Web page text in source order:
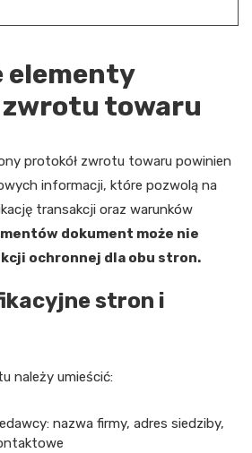
elementy
zwrotu towaru
protokół zwrotu towaru powinien
informacji, które pozwolą na
transakcji oraz warunków
dokument może nie
ochronnej dla obu stron.
stron i
należy umieścić:
nazwa firmy, adres siedziby,